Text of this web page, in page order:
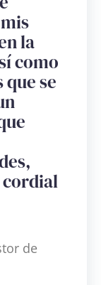
la
como
se
de